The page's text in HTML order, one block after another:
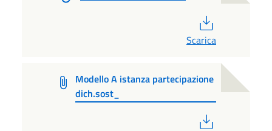
Scarica
Modello A istanza partecipazione
dich.sost_